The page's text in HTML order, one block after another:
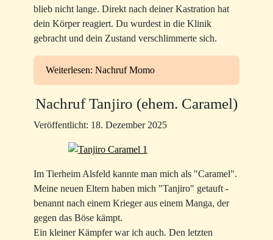
blieb nicht lange. Direkt nach deiner Kastration hat
dein Körper reagiert. Du wurdest in die Klinik
gebracht und dein Zustand verschlimmerte sich.
Weiterlesen: Nachruf Momo
Nachruf Tanjiro (ehem. Caramel)
Veröffentlicht: 18. Dezember 2025
Im Tierheim Alsfeld kannte man mich als "Caramel".
Meine neuen Eltern haben mich "Tanjiro" getauft -
benannt nach einem Krieger aus einem Manga, der
gegen das Böse kämpt.
Ein kleiner Kämpfer war ich auch. Den letzten